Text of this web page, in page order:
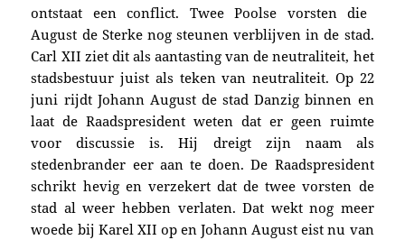
ontstaat een conflict. Twee Poolse vorsten die
August de Sterke nog steunen verblijven in de stad.
Carl XII ziet dit als aantasting van de neutraliteit, het
stadsbestuur juist als teken van neutraliteit. Op 22
juni rijdt Johann August de stad Danzig binnen en
laat de Raadspresident weten dat er geen ruimte
voor discussie is. Hij dreigt zijn naam als
stedenbrander eer aan te doen. De Raadspresident
schrikt hevig en verzekert dat de twee vorsten de
stad al weer hebben verlaten. Dat wekt nog meer
woede bij Karel XII op en Johann August eist nu van